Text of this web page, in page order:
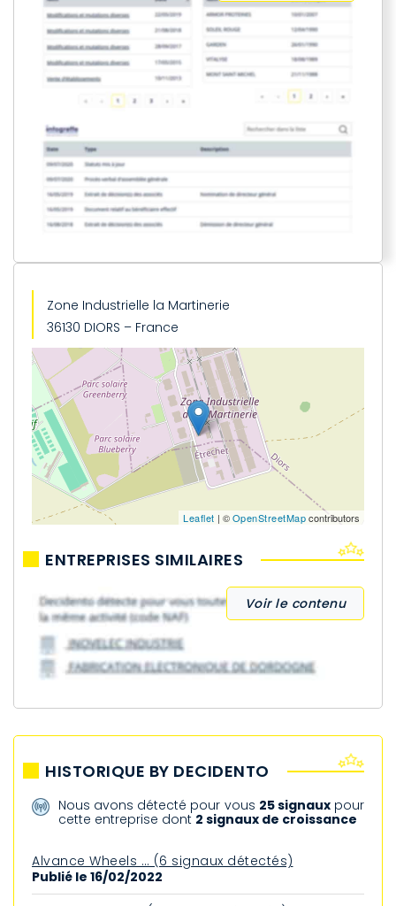
Zone Industrielle la Martinerie
36130 DIORS – France
Leaflet | ©OpenStreetMapcontributors
ENTREPRISES SIMILAIRES
Voir le contenu
HISTORIQUE BY DECIDENTO
Nous avons détecté pour vous 25 signauxpour
cette entreprise dont 2 signaux de croissance
Alvance Wheels … (6 signaux détectés)
Publié le 16/02/2022